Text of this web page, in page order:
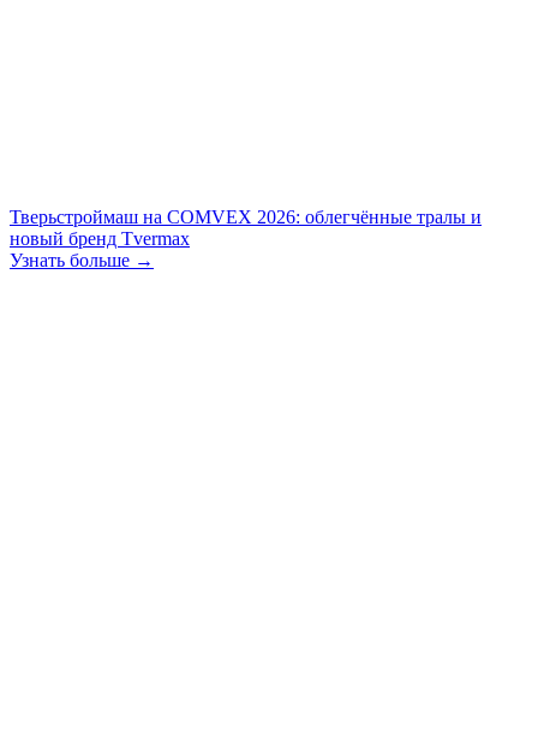
Тверьстроймаш на COMVEX 2026: облегчённые тралы и
новый бренд Tvermax
Узнать больше →